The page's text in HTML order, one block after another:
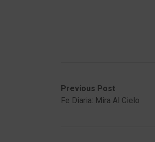
Previous Post
Fe Diaria: Mira Al Cielo